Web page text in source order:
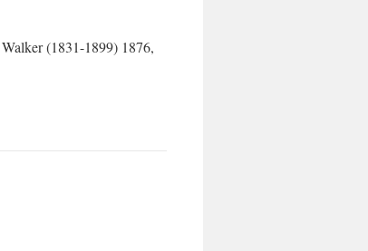
(1831-1899) 1876,